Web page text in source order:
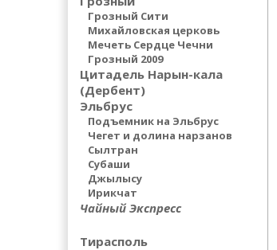
Грозный Сити
Михайловская церковь
Мечеть Сердце Чечни
Грозный 2009
Цитадель Нарын-кала
(Дербент)
Эльбрус
Подъемник на Эльбрус
Чегет и долина нарзанов
Сылтран
Субаши
Джылысу
Ирикчат
Чайный Экспресс
Тирасполь